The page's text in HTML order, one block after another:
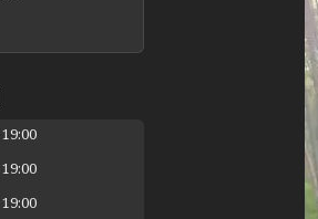
19:00
19:00
19:00